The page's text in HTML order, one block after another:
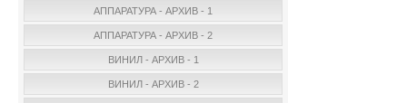
АППАРАТУРА - АРХИВ - 1
АППАРАТУРА - АРХИВ - 2
ВИНИЛ - АРХИВ - 1
ВИНИЛ - АРХИВ - 2